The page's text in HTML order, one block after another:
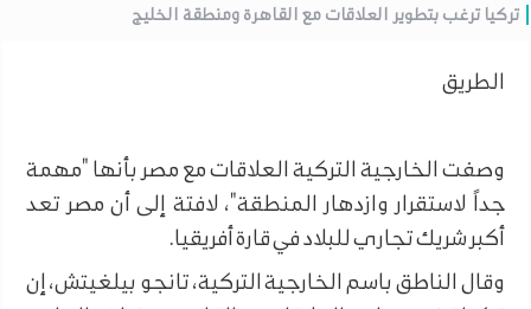
تركيا ترغب بتطوير العلاقات مع القاهرة ومنطقة الخليج
الطريق
وصفت الخارجية التركية العلاقات مع مصر بأنها "مهمة
جداً لاستقرار وازدهار المنطقة"، لافتة إلى أن مصر تعد
أكبر شريك تجاري للبلاد في قارة أفريقيا.
وقال الناطق باسم الخارجية التركية، تانجو بيلغيتش، إن